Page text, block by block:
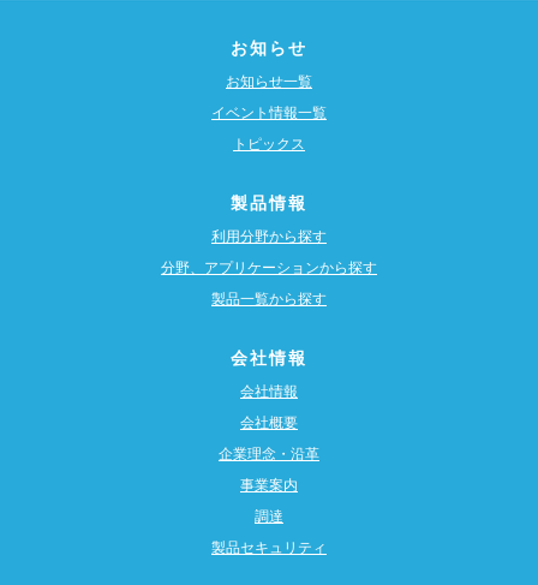
お知らせ
お知らせ一覧
イベント情報一覧
トピックス
製品情報
利用分野から探す
分野、アプリケーションから探す
製品一覧から探す
会社情報
会社情報
会社概要
企業理念・沿革
事業案内
調達
製品セキュリティ